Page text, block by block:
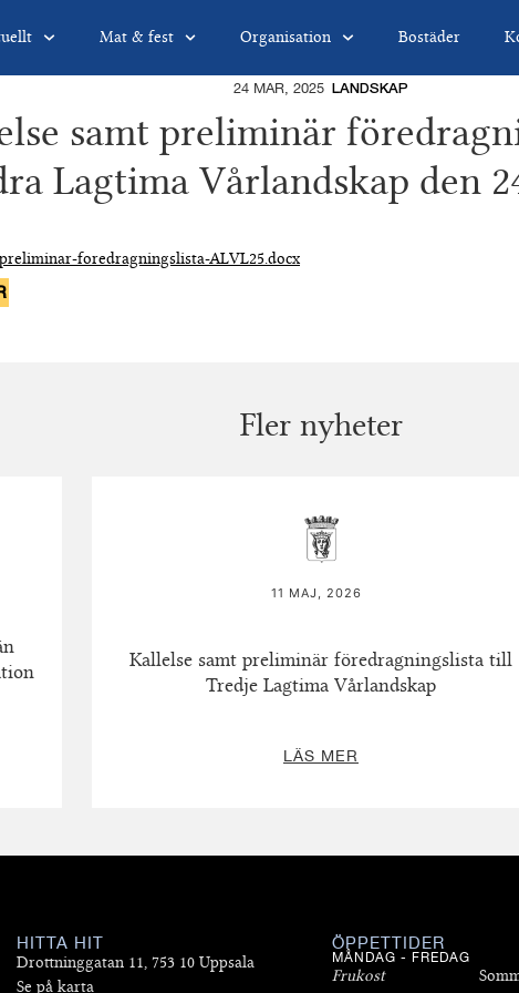
Mat & fest Organisation Bostäder
24 MAR, 2025 LANDSKAP
samt preliminär
Lagtima Vårlandskap den
foredragningslista-ALVL25.docx
Fler nyheter
11 MAJ, 2026
Kallelse samt preliminär föredragningslista till
Tredje Lagtima Vårlandskap
LÄS MER
HITTA HIT
Drottninggatan 11, 753 10 Uppsala
Se på karta
ÖPPETTIDER
MÅNDAG - FREDAG
Frukost